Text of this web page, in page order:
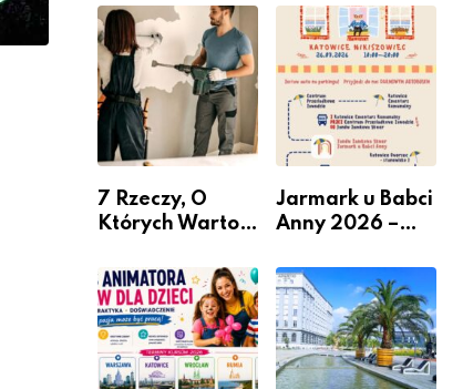
Miastem
Fachowców” –
nabór dla
przedsiębiorców
przesiadkoweg
o w Podlesiu
7 Rzeczy, O
Których Warto
Remontem
Mieszkania
Jarmark u Babci
Anny 2026 –